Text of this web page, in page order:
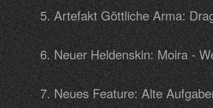
5. Artefakt Göttliche Arma:
6. Neuer Heldenskin: Moira -
7. Neues Feature: Alte